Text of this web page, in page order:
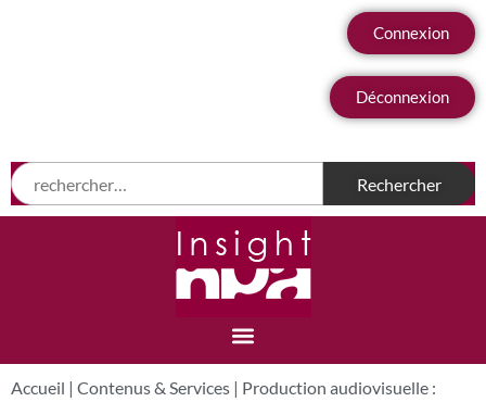
Connexion
Déconnexion
Accueil | Contenus & Services | Production audiovisuelle :